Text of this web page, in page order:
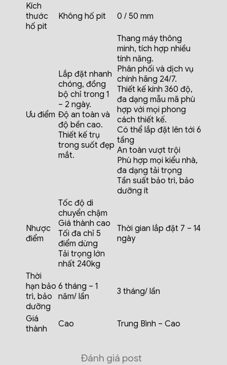
Kích
thước
hố pit
Không hố pit 0 / 50 mm
Ưu điểm
Lắp đặt nhanh
chóng, đồng
bộ chỉ trong 1
– 2 ngày.
Độ an toàn và
độ bền cao.
Thiết kế trụ
trong suốt đẹp
mắt.
Thang máy thông
minh, tích hợp nhiều
tính năng.
Phân phối và dịch vụ
chính hãng 24/7.
Thiết kế kính 360 độ,
đa dạng mẫu mã phù
hợp với mọi phong
cách thiết kế.
Có thể lắp đặt lên tới 6
tầng
An toàn vượt trội
Phù hợp mọi kiểu nhà,
đa dạng tải trọng
Tần suất bảo trì, bảo
dưỡng ít
Nhược
điểm
Tốc độ di
chuyển chậm
Giá thành cao
Tối đa chỉ 5
điểm dừng
Tải trọng lớn
nhất 240kg
Thời gian lắp đặt 7 – 14
ngày
Thời
hạn bảo
trì, bảo
dưỡng
6 tháng – 1
năm/ lần
3 tháng/ lần
Giá
thành
Cao Trung Bình – Cao
Đánh giá post